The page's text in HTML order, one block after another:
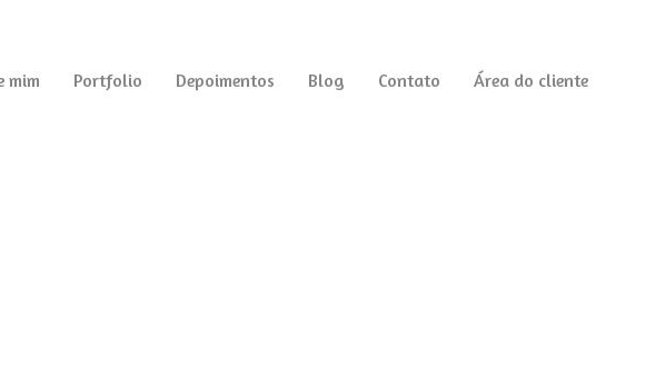
mim Portfolio Depoimentos Blog Contato Área do cliente